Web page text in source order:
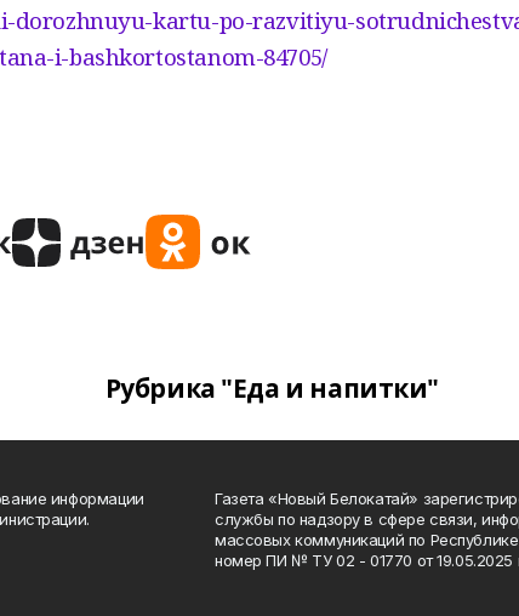
dorozhnuyu-kartu-po-razvitiyu-
i-bashkortostanom-84705/
Рубрика "Еда и напитки"
информации
Газета «Новый Белокатай»
службы по надзору в сфере связи,
массовых коммуникаций по
номер ПИ № ТУ 02 - 01770 от 19.05.2025